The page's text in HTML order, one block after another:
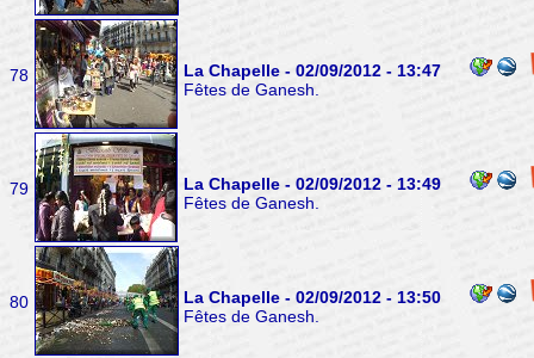
78
La Chapelle - 02/09/2012 - 13:47
Fêtes de Ganesh.
79
La Chapelle - 02/09/2012 - 13:49
Fêtes de Ganesh.
80
La Chapelle - 02/09/2012 - 13:50
Fêtes de Ganesh.